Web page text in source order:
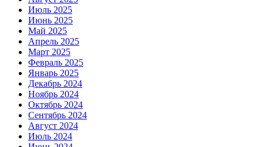
Июль 2025
Июнь 2025
Май 2025
Апрель 2025
Март 2025
Февраль 2025
Январь 2025
Декабрь 2024
Ноябрь 2024
Октябрь 2024
Сентябрь 2024
Август 2024
Июль 2024